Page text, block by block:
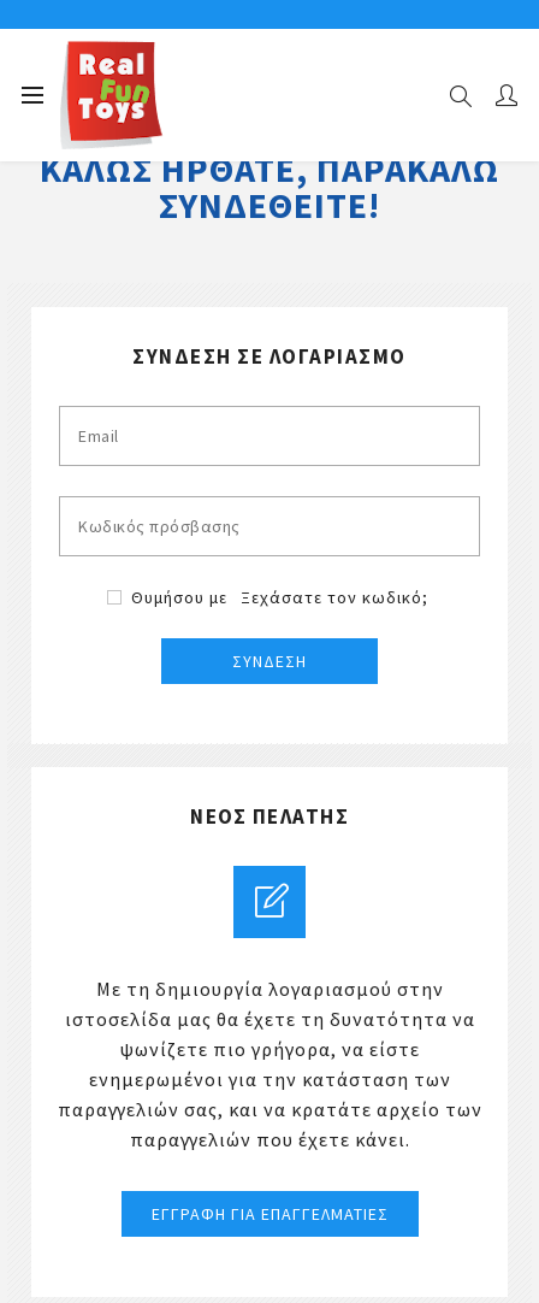
ΚΑΛΏΣ ΉΡΘΑΤΕ, ΠΑΡΑΚΑΛΏ
ΣΥΝΔΕΘΕΊΤΕ!
ΣΎΝΔΕΣΗ ΣΕ ΛΟΓΑΡΙΑΣΜΌ
Θυμήσου με Ξεχάσατε τον κωδικό;
ΝΈΟΣ ΠΕΛΆΤΗΣ
Με τη δημιουργία λογαριασμού στην
ιστοσελίδα μας θα έχετε τη δυνατότητα να
ψωνίζετε πιο γρήγορα, να είστε
ενημερωμένοι για την κατάσταση των
παραγγελιών σας, και να κρατάτε αρχείο των
παραγγελιών που έχετε κάνει.